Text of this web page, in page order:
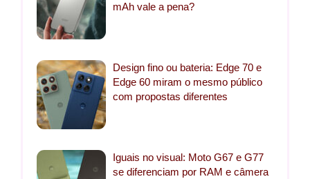
mAh vale a pena?
Design fino ou bateria: Edge 70 e
Edge 60 miram o mesmo público
com propostas diferentes
Iguais no visual: Moto G67 e G77
se diferenciam por RAM e câmera